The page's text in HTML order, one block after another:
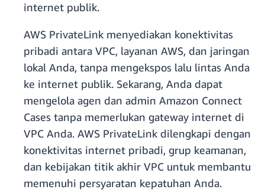
internet publik.
AWS PrivateLink menyediakan konektivitas
pribadi antara VPC, layanan AWS, dan jaringan
lokal Anda, tanpa mengekspos lalu lintas Anda
ke internet publik. Sekarang, Anda dapat
mengelola agen dan admin Amazon Connect
Cases tanpa memerlukan gateway internet di
VPC Anda. AWS PrivateLink dilengkapi dengan
konektivitas internet pribadi, grup keamanan,
dan kebijakan titik akhir VPC untuk membantu
memenuhi persyaratan kepatuhan Anda.